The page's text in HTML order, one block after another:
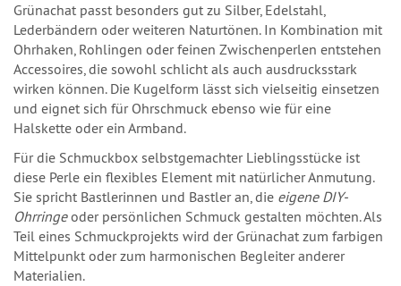
Grünachat passt besonders gut zu Silber, Edelstahl,
Lederbändern oder weiteren Naturtönen. In Kombination mit
Ohrhaken, Rohlingen oder feinen Zwischenperlen entstehen
Accessoires, die sowohl schlicht als auch ausdrucksstark
wirken können. Die Kugelform lässt sich vielseitig einsetzen
und eignet sich für Ohrschmuck ebenso wie für eine
Halskette oder ein Armband.
Für die Schmuckbox selbstgemachter Lieblingsstücke ist
diese Perle ein flexibles Element mit natürlicher Anmutung.
Sie spricht Bastlerinnen und Bastler an, die eigene DIY-
Ohrringeoder persönlichen Schmuck gestalten möchten. Als
Teil eines Schmuckprojekts wird der Grünachat zum farbigen
Mittelpunkt oder zum harmonischen Begleiter anderer
Materialien.